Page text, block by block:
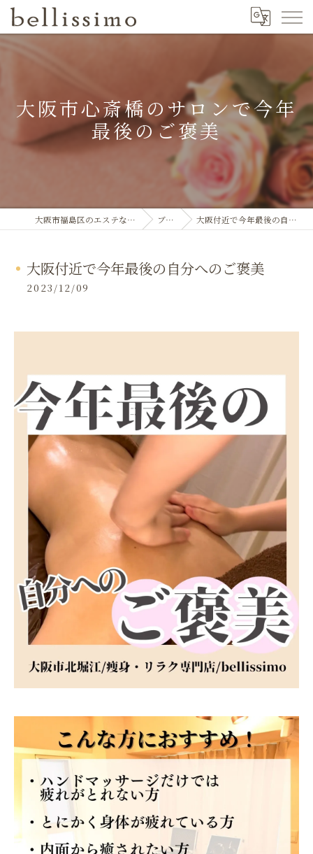
大阪市心斎橋のサロンで今年
最後のご褒美
大阪市福島区のエステならbellissimo ブログ 大阪付近で今年最後の自分へのご褒美
大阪付近で今年最後の自分へのご褒美
2023/12/09